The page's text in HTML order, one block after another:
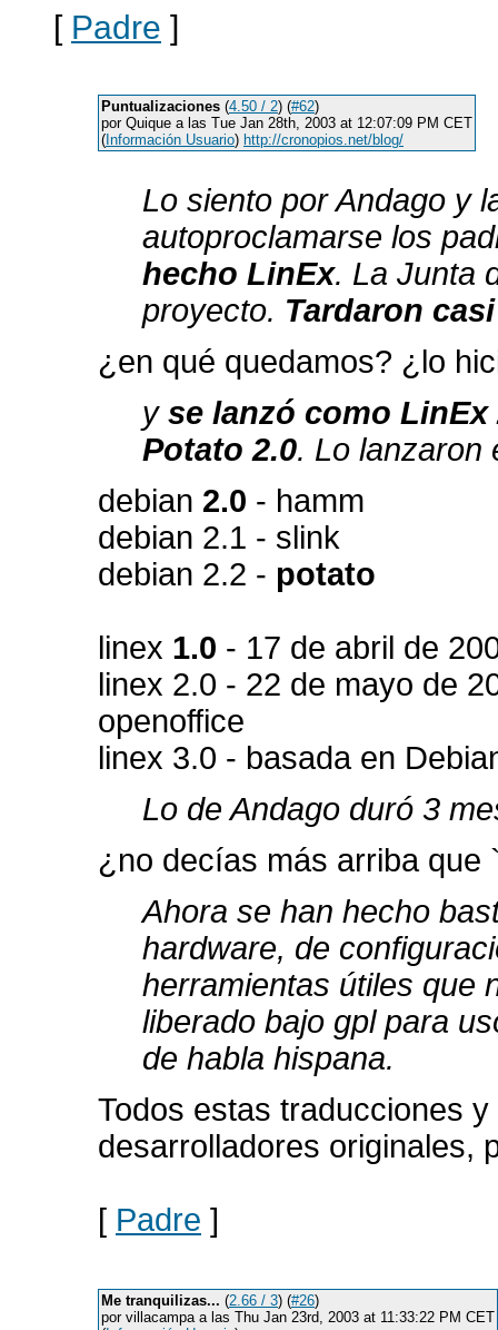
[ Padre ]
Puntualizaciones (4.50 / 2) (#62)
por Quique a las Tue Jan 28th, 2003 at 12:07:09 PM CET
( Información Usuario) http://cronopios.net/blog/
Lo siento por Andago y
autoproclamarse los
hecho LinEx. La Junta
proyecto. Tardaron
¿en qué quedamos? ¿lo
y se lanzó como LinEx
Potato 2.0. Lo lanzaron
debian 2.0 - hamm
debian 2.1 - slink
debian 2.2 - potato
linex 1.0 - 17 de abril de
linex 2.0 - 22 de mayo de
openoffice
linex 3.0 - basada en
Lo de Andago duró 3
¿no decías más arriba que
Ahora se han hecho
hardware, de
herramientas útiles que
liberado bajo gpl para
de habla hispana.
Todos estas traducciones
desarrolladores originales,
[ Padre ]
Me tranquilizas... (2.66 / 3) (#26)
por villacampa a las Thu Jan 23rd, 2003 at 11:33:22 PM CET